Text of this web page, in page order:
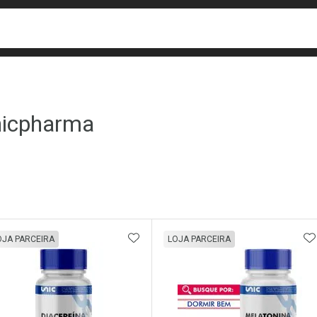
PARCEIRA ADICIONAR AOS FAVORITOS
LOJA PARCEIRA